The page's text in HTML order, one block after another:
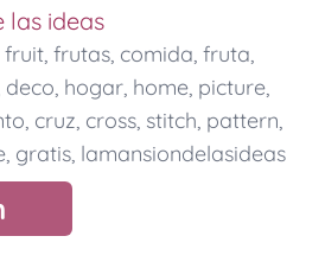
las ideas
fruit, frutas, comida, fruta,
deco, hogar, home, picture,
, cruz, cross, stitch, pattern,
, gratis, lamansiondelasideas